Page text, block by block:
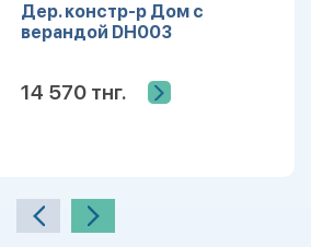
Дер. констр-р Дом с
верандой DH003
14 570 тнг.